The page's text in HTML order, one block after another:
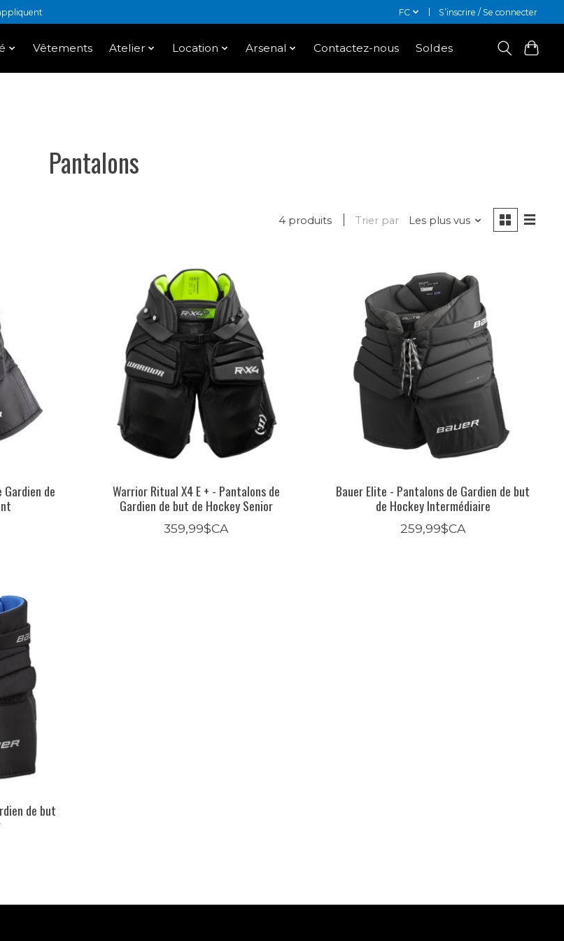
FC S’inscrire / Se connecter
Vêtements Atelier Location Arsenal Contactez-nous Soldes
Pantalons
4 produits Trier par Les plus vus
de
Warrior Ritual X4 E + - Pantalons de
Gardien de but de Hockey Senior
359,99$CA
Bauer Elite - Pantalons de Gardien de but
de Hockey Intermédiaire
259,99$CA
de but